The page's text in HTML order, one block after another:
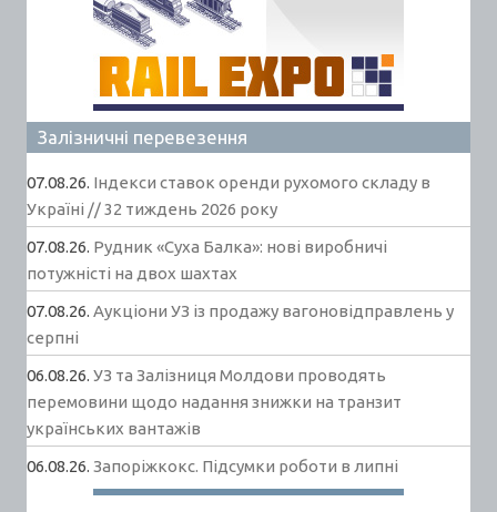
Залізничні перевезення
07.08.26. Індекси ставок оренди рухомого складу в
Україні // 32 тиждень 2026 року
07.08.26. Рудник «Суха Балка»: нові виробничі
потужністі на двох шахтах
07.08.26. Аукціони УЗ із продажу вагоновідправлень у
серпні
06.08.26. УЗ та Залізниця Молдови проводять
перемовини щодо надання знижки на транзит
українських вантажів
06.08.26. Запоріжкокс. Підсумки роботи в липні